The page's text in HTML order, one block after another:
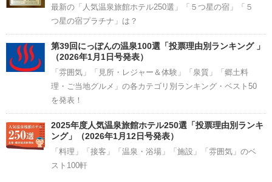
最新の「人気温泉旅館ホテル250選」「５つ星の宿」「５
つ星の宿プラチナ」は？
第39回にっぽんの温泉100選「投票理由別ランキング 」
（2026年1月1日号発表）
「雰囲気」「見所・レジャー＆体験」「泉質」「郷土料
理・ご当地グルメ」の各カテゴリ別ランキング・ベスト50
を発表！
2025年度人気温泉旅館ホテル250選「投票理由別ランキ
ング」（2026年1月12日号発表）
「料理」「接客」「温泉・浴場」「施設」「雰囲気」のベ
スト100軒